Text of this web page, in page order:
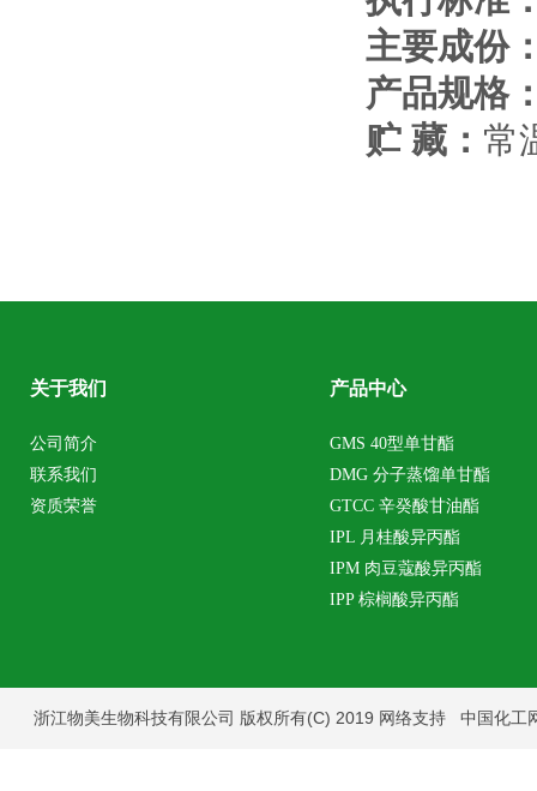
主要成份
产品规格
贮 藏： 常
关于我们
公司简介
联系我们
资质荣誉
产品中心
GMS 40型单甘酯
DMG 分子蒸馏单甘酯
GTCC 辛癸酸甘油酯
IPL 月桂酸异丙酯
IPM 肉豆蔻酸异丙酯
IPP 棕榈酸异丙酯
浙江物美生物科技有限公司 版权所有(C) 2019 网络支持 中国化工